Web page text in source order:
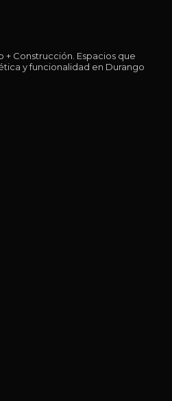
+ Construcción. Espacios que
y funcionalidad en Durango